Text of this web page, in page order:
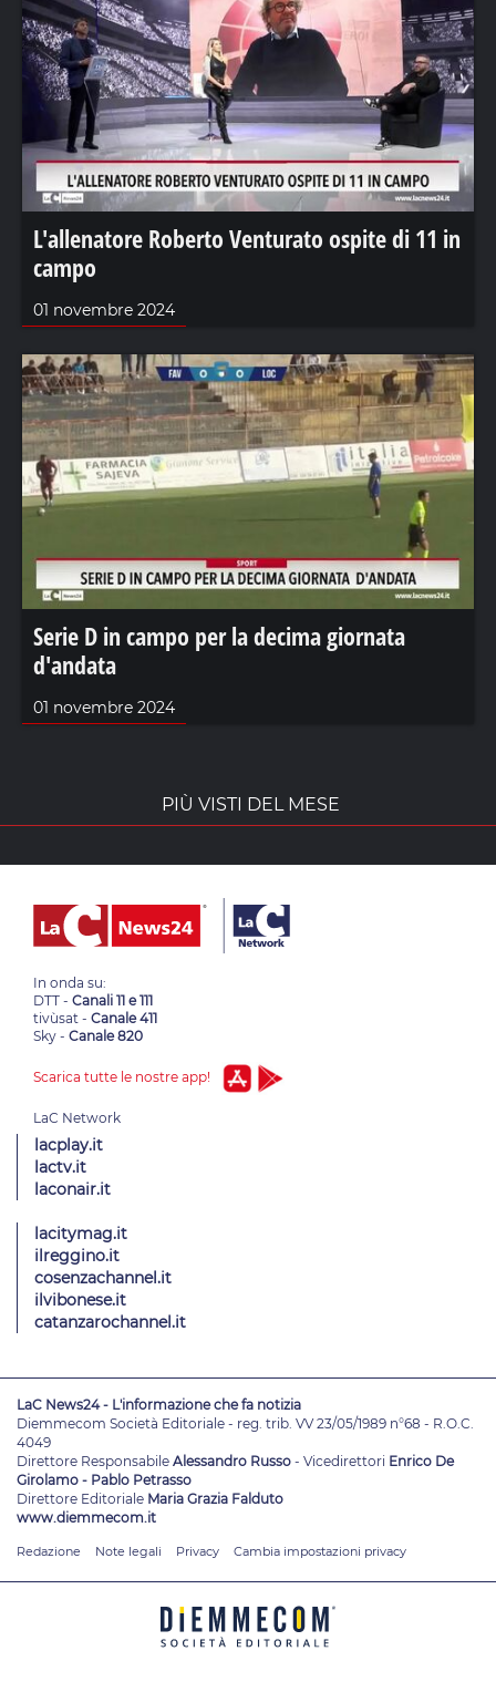
L'allenatore Roberto Venturato ospite di 11 in
campo
01 novembre 2024
Serie D in campo per la decima giornata
d'andata
01 novembre 2024
PIÙ VISTI DEL MESE
In onda su:
DTT - Canali 11 e 111
tivùsat - Canale 411
Sky - Canale 820
Scarica tutte le nostre app!
lacplay.it
lactv.it
laconair.it
lacitymag.it
ilreggino.it
cosenzachannel.it
ilvibonese.it
catanzarochannel.it
LaC News24 - L'informazione che fa notizia
Diemmecom Società Editoriale - reg. trib. VV 23/05/1989 n°68 - R.O.C.
4049
Direttore Responsabile Alessandro Russo - Vicedirettori Enrico De
Girolamo - Pablo Petrasso
Direttore Editoriale Maria Grazia Falduto
www.diemmecom.it
Redazione Note legali Privacy Cambia impostazioni privacy